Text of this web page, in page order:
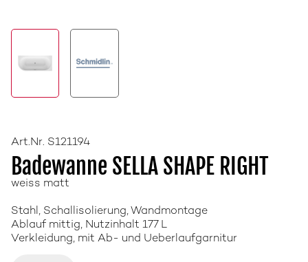
Art.Nr. S121194
Badewanne SELLA SHAPE RIGHT
weiss matt
Stahl, Schallisolierung, Wandmontage
Ablauf mittig, Nutzinhalt 177 L
Verkleidung, mit Ab- und Ueberlaufgarnitur